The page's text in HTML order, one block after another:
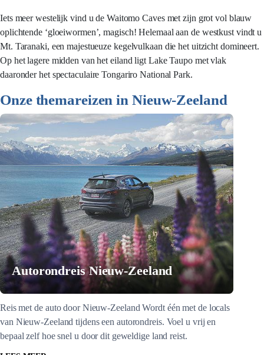
Iets meer westelijk vind u de Waitomo Caves met zijn grot vol blauw
oplichtende ‘gloeiwormen’, magisch! Helemaal aan de westkust vindt u
Mt. Taranaki, een majestueuze kegelvulkaan die het uitzicht domineert.
Op het lagere midden van het eiland ligt Lake Taupo met vlak
daaronder het spectaculaire Tongariro National Park.
Onze themareizen in Nieuw-Zeeland
Autorondreis Nieuw-Zeeland
Reis met de auto door Nieuw-Zeeland Wordt één met de locals
van Nieuw-Zeeland tijdens een autorondreis. Voel u vrij en
bepaal zelf hoe snel u door dit geweldige land reist.